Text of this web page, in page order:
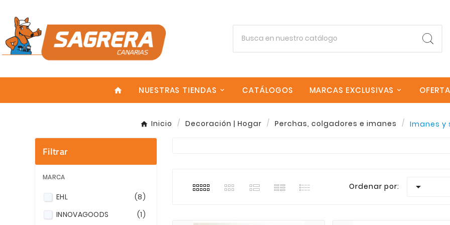
home NUESTRAS TIENDAS CATÁLOGOS MARCAS EXCLUSIVAS
Inicio Decoración | Hogar Perchas, colgadores e imanes Imanes y
Filtrar
MARCA
EHL
(8)
INNOVAGOODS
(1)
Ordenar por:

Empieza escribiendo lo que buscas.